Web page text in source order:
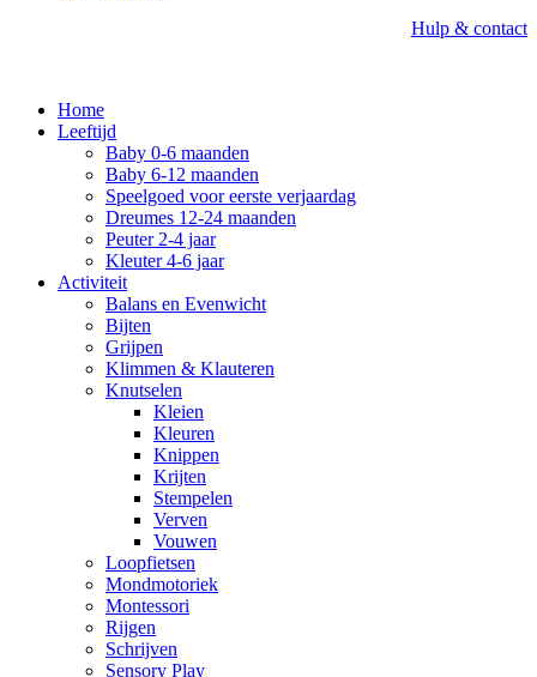
Hulp & contact
Home
Leeftijd
Baby 0-6 maanden
Baby 6-12 maanden
Speelgoed voor eerste verjaardag
Dreumes 12-24 maanden
Peuter 2-4 jaar
Kleuter 4-6 jaar
Activiteit
Balans en Evenwicht
Bijten
Grijpen
Klimmen & Klauteren
Knutselen
Kleien
Kleuren
Knippen
Krijten
Stempelen
Verven
Vouwen
Loopfietsen
Mondmotoriek
Montessori
Rijgen
Schrijven
Sensory Play